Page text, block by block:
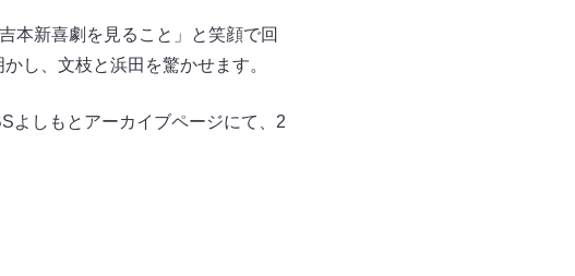
本新喜劇を見ること」と笑顔で回
し、文枝と浜田を驚かせます。
よしもとアーカイブページにて、2